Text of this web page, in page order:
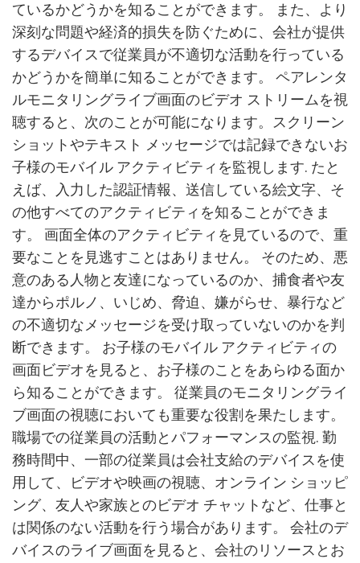
ているかどうかを知ることができます。 また、より
深刻な問題や経済的損失を防ぐために、会社が提供
するデバイスで従業員が不適切な活動を行っている
かどうかを簡単に知ることができます。 ペアレンタ
ルモニタリングライブ画面のビデオ ストリームを視
聴すると、次のことが可能になります。スクリーン
ショットやテキスト メッセージでは記録できないお
子様のモバイル アクティビティを監視します. たと
えば、入力した認証情報、送信している絵文字、そ
の他すべてのアクティビティを知ることができま
す。 画面全体のアクティビティを見ているので、重
要なことを見逃すことはありません。 そのため、悪
意のある人物と友達になっているのか、捕食者や友
達からポルノ、いじめ、脅迫、嫌がらせ、暴行など
の不適切なメッセージを受け取っていないのかを判
断できます。 お子様のモバイル アクティビティの
画面ビデオを見ると、お子様のことをあらゆる面か
ら知ることができます。 従業員のモニタリングライ
ブ画面の視聴においても重要な役割を果たします。
職場での従業員の活動とパフォーマンスの監視. 勤
務時間中、一部の従業員は会社支給のデバイスを使
用して、ビデオや映画の視聴、オンライン ショッピ
ング、友人や家族とのビデオ チャットなど、仕事と
は関係のない活動を行う場合があります。 会社のデ
バイスのライブ画面を見ると、会社のリソースとお